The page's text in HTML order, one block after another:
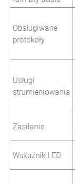
Obsługiwane
protokoły
Usługi
strumieniowania
Zasilanie
Wskaźnik LED